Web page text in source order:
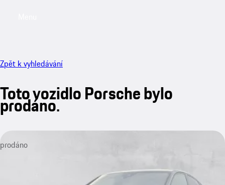
Zpět k vyhledávání
Toto vozidlo Porsche bylo
prodáno.
prodáno